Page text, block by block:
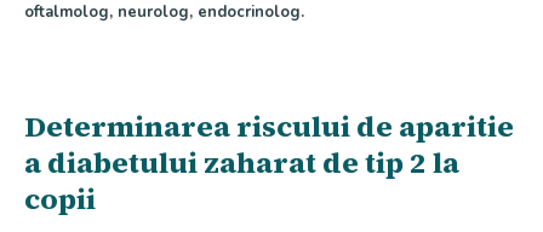
oftalmolog, neurolog, endocrinolog.
Determinarea riscului de aparitie
a diabetului zaharat de tip 2 la
copii